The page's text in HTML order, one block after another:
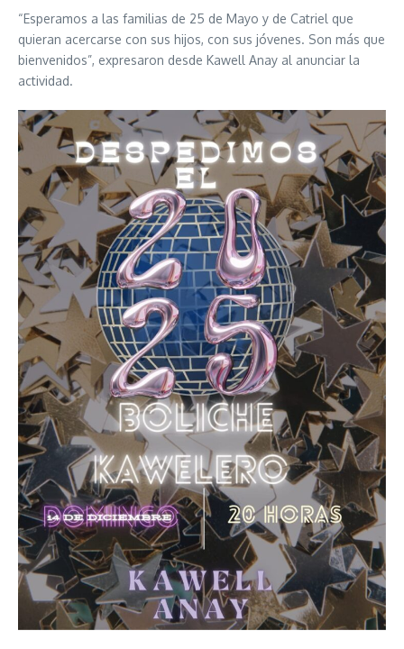
“Esperamos a las familias de 25 de Mayo y de Catriel que
quieran acercarse con sus hijos, con sus jóvenes. Son más que
bienvenidos”, expresaron desde Kawell Anay al anunciar la
actividad.